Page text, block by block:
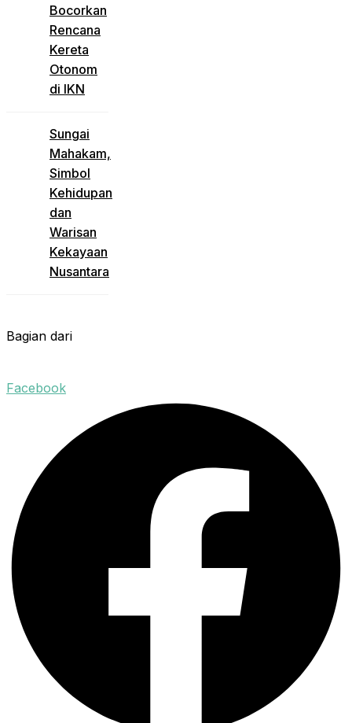
Bocorkan
Rencana
Kereta
Otonom
di IKN
Sungai
Mahakam,
Simbol
Kehidupan
dan
Warisan
Kekayaan
Nusantara
Bagian dari
Facebook